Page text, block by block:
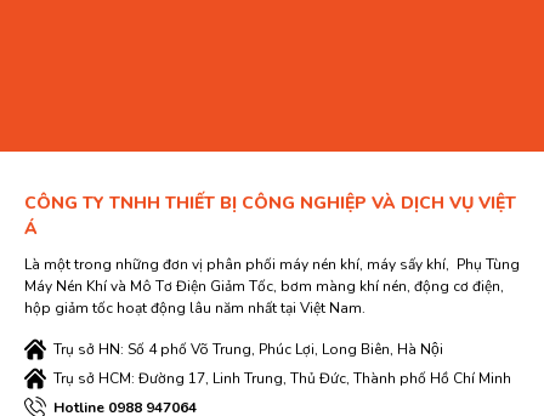
CÔNG TY TNHH THIẾT BỊ CÔNG NGHIỆP VÀ DỊCH VỤ VIỆT
Á
Là một trong những đơn vị phân phối máy nén khí, máy sấy khí, Phụ Tùng
Máy Nén Khí và Mô Tơ Điện Giảm Tốc, bơm màng khí nén, động cơ điện,
hộp giảm tốc hoạt động lâu năm nhất tại Việt Nam.
Trụ sở HN: Số 4 phố Võ Trung, Phúc Lợi, Long Biên, Hà Nội
Trụ sở HCM: Đường 17, Linh Trung, Thủ Đức, Thành phố Hồ Chí Minh
Hotline 0988 947064